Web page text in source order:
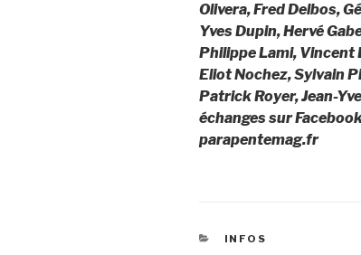
Olivera, Fred Delbos,
Yves Dupin, Hervé
Philippe Lami, Vincent
Eliot Nochez, Sylvain
Patrick Royer, Jean-
échanges sur
parapentemag.fr
CATÉGORIES
INFOS